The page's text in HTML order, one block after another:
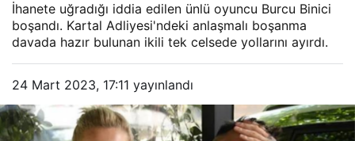
İhanete uğradığı iddia edilen ünlü oyuncu Burcu Binici
boşandı. Kartal Adliyesi'ndeki anlaşmalı boşanma
davada hazır bulunan ikili tek celsede yollarını ayırdı.
24 Mart 2023, 17:11 yayınlandı